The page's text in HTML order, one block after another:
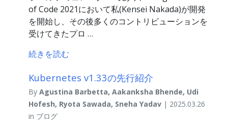
of Code 2021において私(Kensei Nakada)が開発
を開始し、その後多くのコントリビューションを
受けてきたプロ …
続きを読む
Kubernetes v1.33の先行紹介
By Agustina Barbetta, Aakanksha Bhende, Udi
Hofesh, Ryota Sawada, Sneha Yadav | 2025.03.26
in ブログ